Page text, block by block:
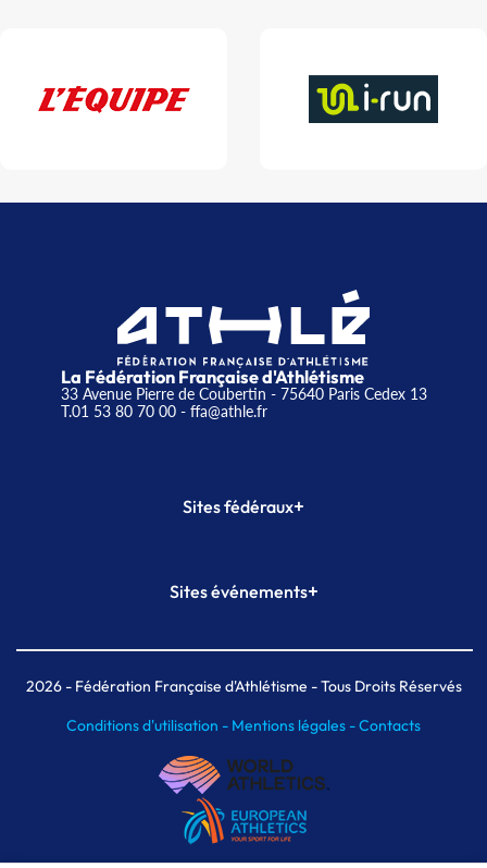
La Fédération Française d'Athlétisme
33 Avenue Pierre de Coubertin - 75640 Paris Cedex 13
T.01 53 80 70 00- ffa@athle.fr
Sites fédéraux+
Plateforme Formation
Sites événements+
Meeting de Paris indoor
MAIF Ekiden de Paris
2026- Fédération Française d'Athlétisme - Tous Droits Réservés
Conditions d'utilisation - Mentions légales -Contacts